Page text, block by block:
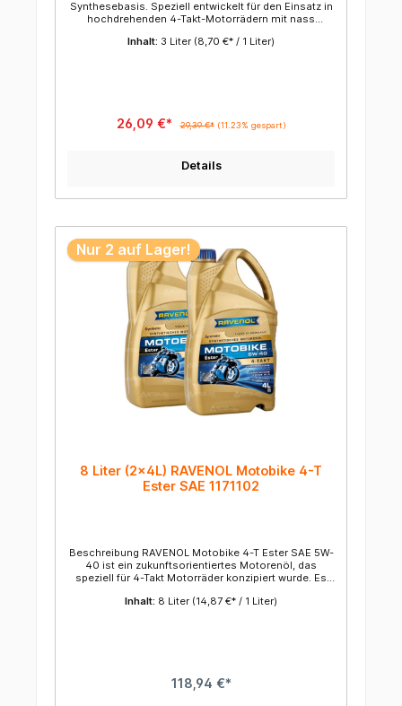
Synthesebasis. Speziell entwickelt für den Einsatz in
hochdrehenden 4-Takt-Motorrädern mit nass
scherstabil • hervorragende Kupplungsperformance
Inhalt: 3 Liter (8,70 €* / 1 Liter)
26,09 €* 29,39 €* (11.23% gespart)
Details
Nur 2 auf Lager!
8 Liter (2x4L) RAVENOL Motobike 4-T
Ester SAE 1171102
Beschreibung RAVENOL Motobike 4-T Ester SAE 5W-
40 ist ein zukunftsorientiertes Motorenöl, das
speziell für 4-Takt Motorräder konzipiert wurde. Es
Motoren. Um die niedrige Viskosität der SAE-Klasse
nassen Kupplungen und ölgeschmierten Kupplungen
formuliert. Das exzellente Kaltstartverhalten sorgt für
Inhalt: 8 Liter (14,87 €* / 1 Liter)
118,94 €*